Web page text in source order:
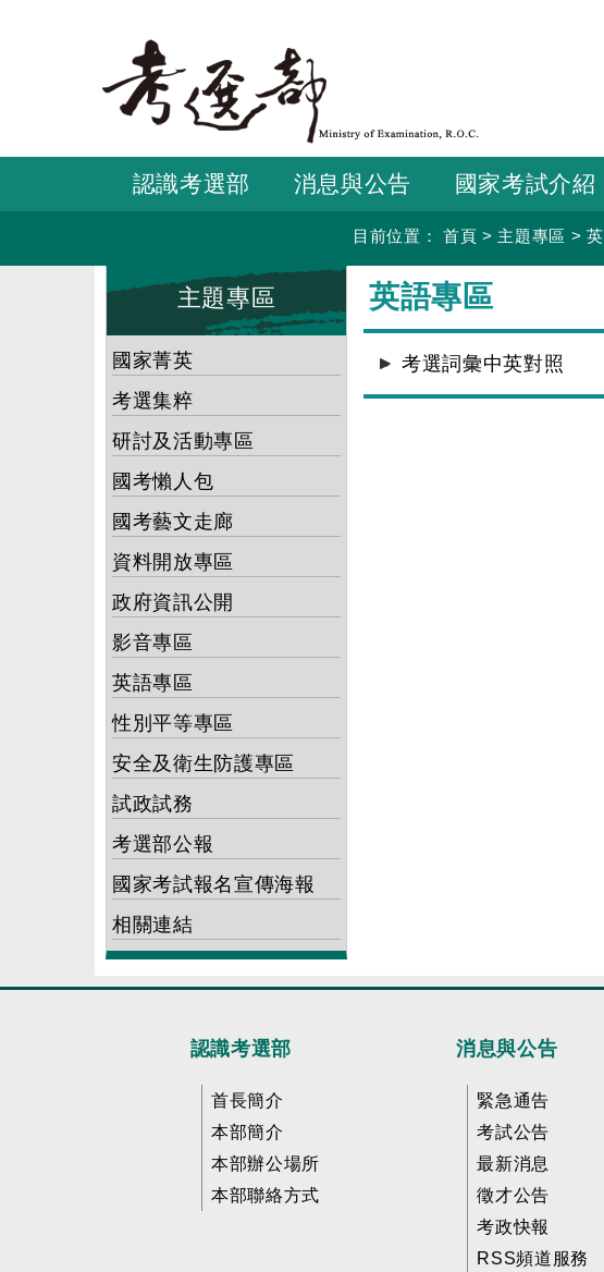
要
容
認識考選部 消息與公告 國家考試介紹
目前位置： 首頁 > 主題專區 >
主題專區
國家菁英
考選集粹
研討及活動專區
國考懶人包
國考藝文走廊
資料開放專區
政府資訊公開
影音專區
英語專區
性別平等專區
安全及衛生防護專區
試政試務
考選部公報
國家考試報名宣傳海報
相關連結
:::
英語專區
考選詞彙中英對照
認識考選部
首長簡介
本部簡介
本部辦公場所
本部聯絡方式
消息與公告
緊急通告
考試公告
最新消息
徵才公告
考政快報
RSS頻道服務